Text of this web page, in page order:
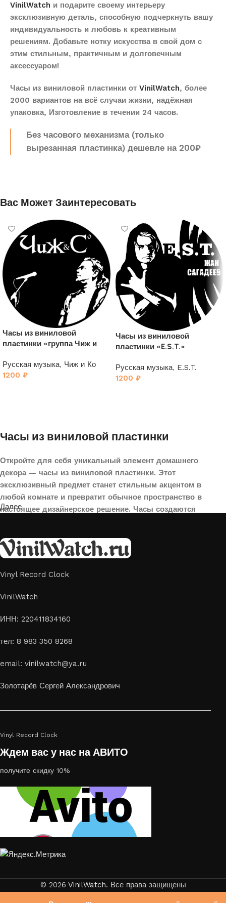
VinilWatch и подарите своему интерьеру
эксклюзивную деталь, способную подчеркнуть вашу
индивидуальность и любовь к креативным
решениям. Добавьте нотку искусства в свой дом с
этим стильным, практичным и долговечным
аксессуаром!
Часы из виниловой пластинки от VinilWatch, более
2000 вариантов на всё случаи жизни, надёжная
упаковка, Изготовление в течении 24 часов.
Без часового механизма (только
вырезанная пластинка) дешевле на 200₽
Вас Может Заинтересовать
Часы из виниловой
пластинки «группа Чиж и
Русская музыка, Чиж и Ко
1200 ₽
Часы из виниловой
пластинки «E.S.T.»
Русская музыка, E.S.T.
1200 ₽
Часы из виниловой пластинки
Откройте для себя уникальный элемент домашнего
декора — часы из виниловой пластинки. Этот
эксклюзивный предмет станет стильным акцентом в
любой комнате и превратит обычное пространство в
настоящее дизайнерское решение. Часы создаются
аксессуар идеально подойдет для гостиной, спальни,
офиса или даже для оформления кафе, студии или
творческого пространства.
Картины на стекле и дереве
Лазерная гравировка на стекле или дереве, оригинальный
или украсить свой дом
украсить пространство, лазерная гравировка фото по дереву
Далее
Vinyl Record Clock
VinilWatch
ИНН: 220411834160
тел: 8 983 350 8268
email: vinilwatch@ya.ru
Золотарёв Сергей Александрович
Vinyl Record Clock
Ждем вас у нас на АВИТО
получите скидку 10%
© 2026 VinilWatch. Все права защищены